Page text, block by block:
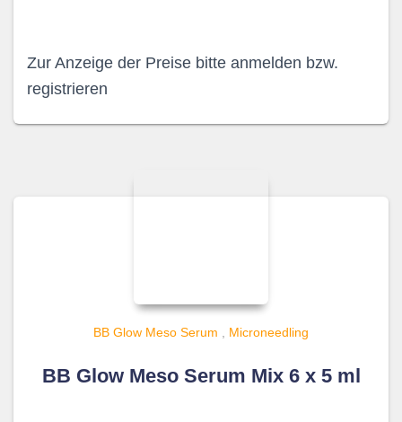
Zur Anzeige der Preise bitte anmelden bzw.
registrieren
BB Glow Meso Serum , Microneedling
BB Glow Meso Serum Mix 6 x 5 ml